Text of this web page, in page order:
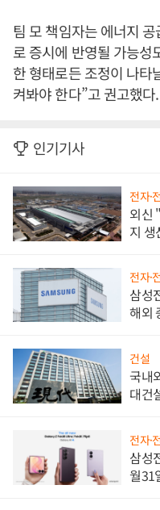
팀 모 책임자는 에너지
로 증시에 반영될 가능성
한 형태로든 조정이 나타
켜봐야 한다”고 권고했
인기기사
전자·
외신
지 생
전자·
삼성
해외
건설
국내
대건
전자·
삼성
월31